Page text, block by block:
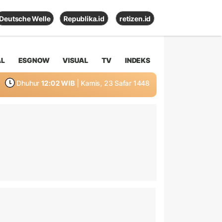
Deutsche Welle Republika.id retizen.id
ESGNOW VISUAL TV INDEKS
Dhuhur 12:02 WIB | Kamis, 23 Safar 1448